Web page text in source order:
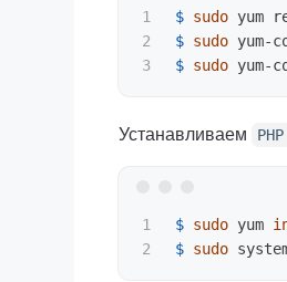
1
2
$ sudo yum
$ sudo yum-
$ sudo yum-
Устанавливаем
1
$ sudo yum
$ sudo